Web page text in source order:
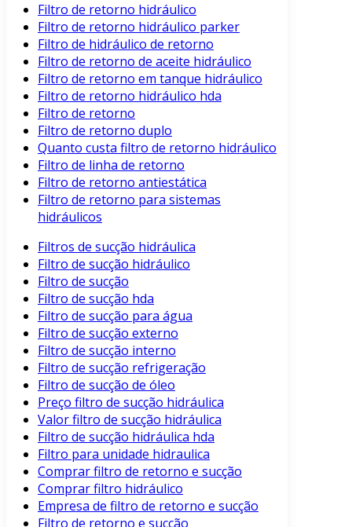
Filtro de retorno hidráulico
Filtro de retorno hidráulico parker
Filtro de hidráulico de retorno
Filtro de retorno de aceite hidráulico
Filtro de retorno em tanque hidráulico
Filtro de retorno hidráulico hda
Filtro de retorno
Filtro de retorno duplo
Quanto custa filtro de retorno hidráulico
Filtro de linha de retorno
Filtro de retorno antiestática
Filtro de retorno para sistemas
hidráulicos
Filtros de sucção hidráulica
Filtro de sucção hidráulico
Filtro de sucção
Filtro de sucção hda
Filtro de sucção para água
Filtro de sucção externo
Filtro de sucção interno
Filtro de sucção refrigeração
Filtro de sucção de óleo
Preço filtro de sucção hidráulica
Valor filtro de sucção hidráulica
Filtro de sucção hidráulica hda
Filtro para unidade hidraulica
Comprar filtro de retorno e sucção
Comprar filtro hidráulico
Empresa de filtro de retorno e sucção
Filtro de retorno e sucção